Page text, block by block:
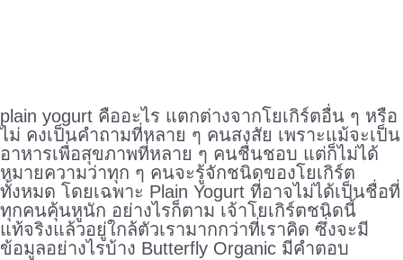
plain yogurt คืออะไร แตกต่างจากโยเกิร์ตอื่น ๆ หรือ
ไม่ คงเป็นคำถามที่หลาย ๆ คนสงสัย เพราะแม้จะเป็น
อาหารเพื่อสุขภาพที่หลาย ๆ คนชื่นชอบ แต่ก็ไม่ได้
หมายความว่าทุก ๆ คนจะรู้จักชนิดของโยเกิร์ต
ทั้งหมด โดยเฉพาะ Plain Yogurt ที่อาจไม่ได้เป็นชื่อที่
ทุกคนคุ้นหูนัก อย่างไรก็ตาม เจ้าโยเกิร์ตชนิดนี้
แท้จริงแล้วอยู่ใกล้ตัวเรามากกว่าที่เราคิด ซึ่งจะมี
ข้อมูลอย่างไรบ้าง Butterfly Organic มีคำตอบ